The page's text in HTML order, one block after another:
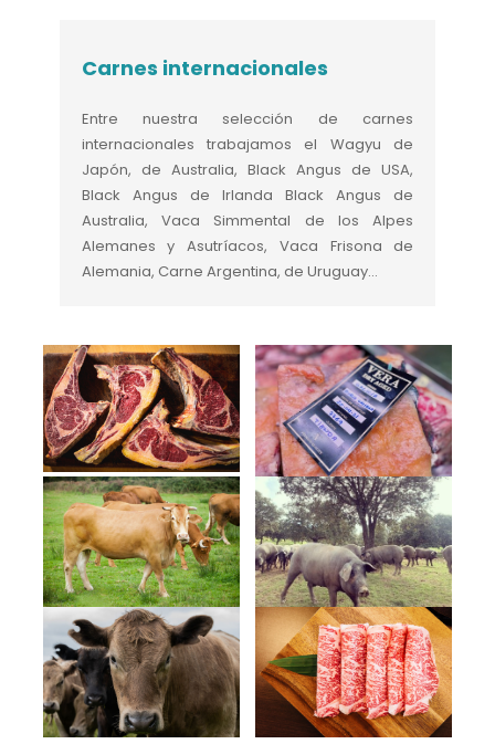
Carnes internacionales
Entre nuestra selección de carnes
internacionales trabajamos el Wagyu de
Japón, de Australia, Black Angus de USA,
Black Angus de Irlanda Black Angus de
Australia, Vaca Simmental de los Alpes
Alemanes y Asutríacos, Vaca Frisona de
Alemania, Carne Argentina, de Uruguay…